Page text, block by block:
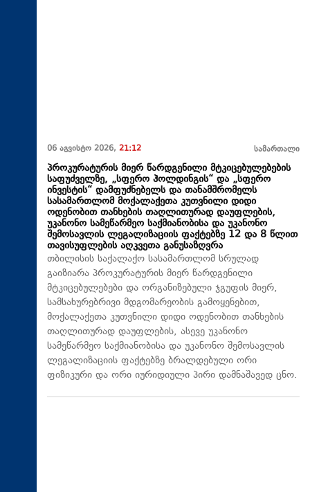
06 აგვისტო 2026, 21:12 სამართალი
პროკურატურის მიერ წარდგენილი მტკიცებულებების
საფუძველზე, „სფერო ჰოლდინგის“ და „სფერო
ინვესტის“ დამფუძნებელს და თანამშრომელს
სასამართლომ მოქალაქეთა კუთვნილი დიდი
ოდენობით თანხების თაღლითურად დაუფლების,
უკანონო სამეწარმეო საქმიანობისა და უკანონო
შემოსავლის ლეგალიზაციის ფაქტებზე 12 და 8 წლით
თავისუფლების აღკვეთა განუსაზღვრა
თბილისის საქალაქო სასამართლომ სრულად
გაიზიარა პროკურატურის მიერ წარდგენილი
მტკიცებულებები და ორგანიზებული ჯგუფის მიერ,
სამსახურებრივი მდგომარეობის გამოყენებით,
მოქალაქეთა კუთვნილი დიდი ოდენობით თანხების
თაღლითურად დაუფლების, ასევე უკანონო
სამეწარმეო საქმიანობისა და უკანონო შემოსავლის
ლეგალიზაციის ფაქტებზე ბრალდებული ორი
ფიზიკური და ორი იურიდიული პირი დამნაშავედ ცნო.